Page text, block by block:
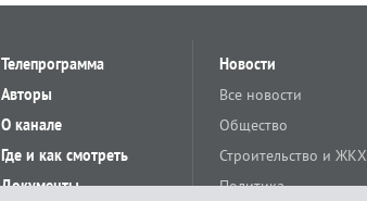
Телепрограмма
Авторы
О канале
Где и как смотреть
Документы
Новости
Все новости
Общество
Строительство и ЖКХ
Политика